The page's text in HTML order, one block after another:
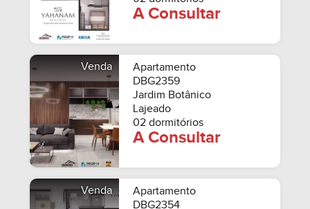
A Consultar
Venda
Apartamento
DBG2359
Jardim Botânico
Lajeado
02 dormitórios
A Consultar
Venda
Apartamento
DBG2354